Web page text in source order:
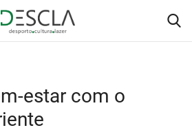
estar com o